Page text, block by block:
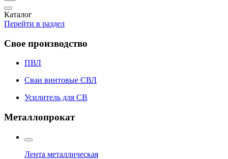
Каталог
Перейти в раздел
Свое производство
ПВЛ
Сваи винтовые СВЛ
Усилитель для СВ
Металлопрокат
Лента металлическая